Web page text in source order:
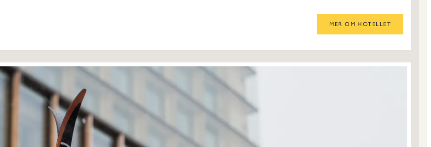
MER OM HOTELLET